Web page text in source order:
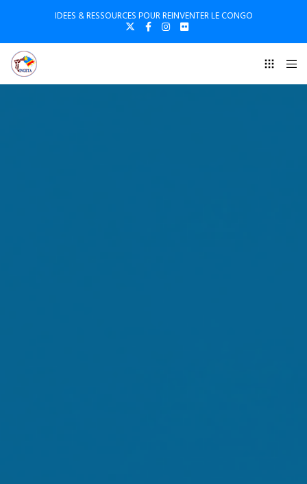
IDEES & RESSOURCES POUR REINVENTER LE CONGO